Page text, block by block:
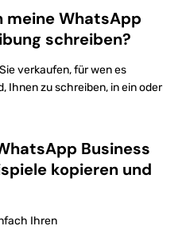
meine WhatsApp
schreiben?
verkaufen, für wen es
Ihnen zu schreiben, in ein oder
Business
kopieren und
Ihren